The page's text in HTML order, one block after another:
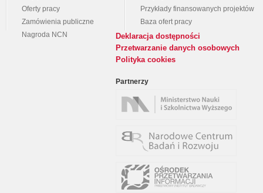
Oferty pracy
Zamówienia publiczne
Nagroda NCN
Przykłady finansowanych projektów
Baza ofert pracy
Deklaracja dostępności
Przetwarzanie danych osobowych
Polityka cookies
Partnerzy